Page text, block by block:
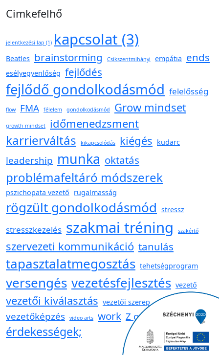
Cimkefelhő
jelentkezési lap (1) kapcsolat (3)
Beatles brainstorming Csikszentmihányi empátia ends
esélyegyenlőség fejlődés
fejlődő gondolkodásmód felelősség
flow FMA félelem gondolkodásmód Grow mindset
growth mindset időmenedzsment
karrierváltás kikapcsolódás kiégés kudarc
leadership munka oktatás
problémafeltáró módszerek
pszichopata vezető rugalmasság
rögzült gondolkodásmód stressz
stresszkezelés szakmai tréning szakértő
szervezeti kommunikáció tanulás
tapasztalatmegosztás tehetségprogram
versengés vezetésfejlesztés vezető
vezetői kiválasztás vezetői szerep
vezetőképzés video arts work Z generáció
érdekességek;